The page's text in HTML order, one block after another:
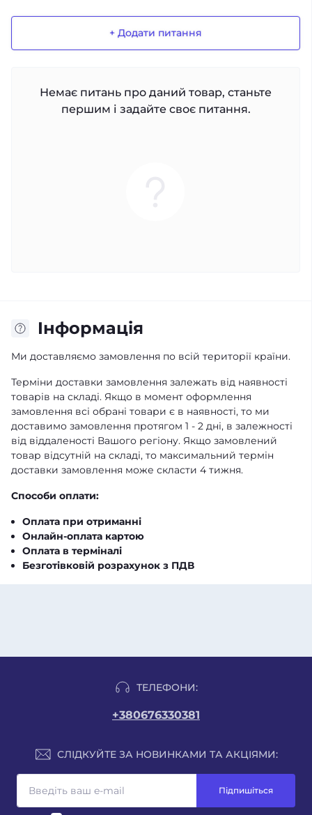
+ Додати питання
Немає питань про даний товар, станьте
першим і задайте своє питання.
Iнформація
Ми доставляємо замовлення по всій території країни.
Терміни доставки замовлення залежать від наявності
товарів на складі. Якщо в момент оформлення
замовлення всі обрані товари є в наявності, то ми
доставимо замовлення протягом 1 - 2 дні, в залежності
від віддаленості Вашого регіону. Якщо замовлений
товар відсутній на складі, то максимальний термін
доставки замовлення може скласти 4 тижня.
Способи оплати:
Оплата при отриманні
Онлайн-оплата картою
Оплата в терміналі
Безготівковій розрахунок з ПДВ
ТЕЛЕФОНИ:
+380676330381
СЛІДКУЙТЕ ЗА НОВИНКАМИ ТА АКЦІЯМИ:
Підпишіться